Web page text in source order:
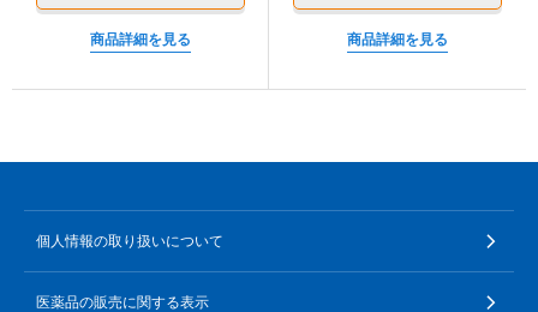
商品詳細を見る 商品詳細を見る
個人情報の取り扱いについて
医薬品の販売に関する表示